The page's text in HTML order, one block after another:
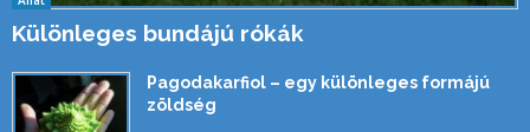
Különleges bundájú rókák
Pagodakarfiol – egy különleges formájú
zöldség